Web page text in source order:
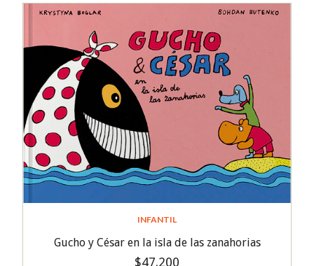
INFANTIL
Gucho y César en la isla de las zanahorias
$47.200